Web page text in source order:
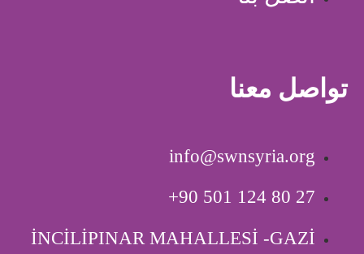
تواصل معنا
info@swnsyria.org
‎+90 501 124 80 27
İNCİLİPINAR MAHALLESİ -GAZİ